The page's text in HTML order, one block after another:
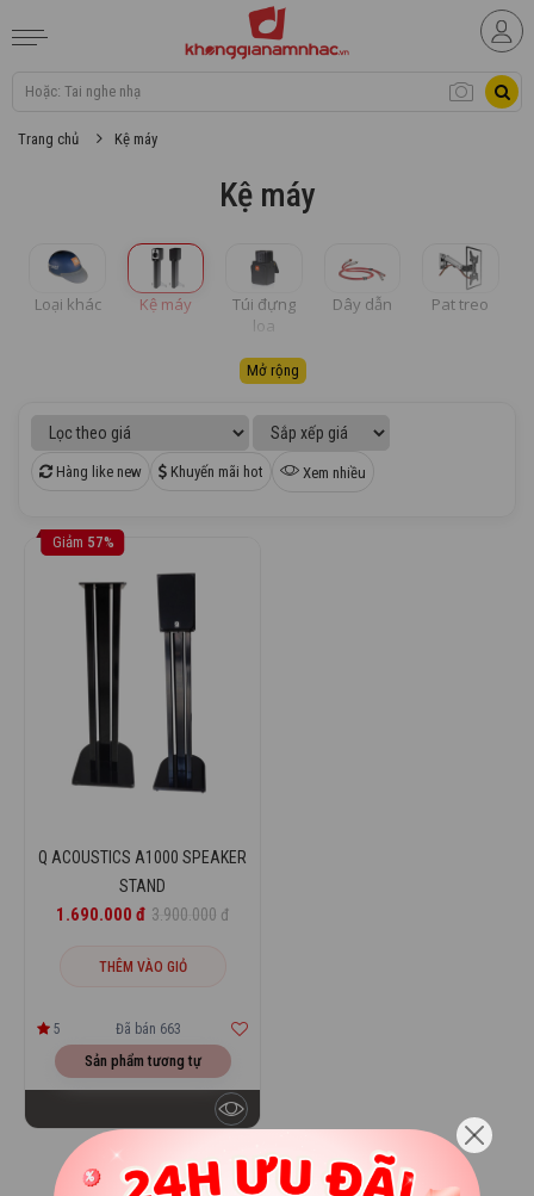
Trang chủ Kệ máy
Kệ máy
Loại khác Kệ máy
Túi đựng
loa
Dây dẫn Pat treo
Mở rộng
Hàng like new Khuyến mãi hot Xem nhiều
Giảm 57%
Q ACOUSTICS A1000 SPEAKER
STAND
1.690.000 đ 3.900.000 đ
THÊM VÀO GIỎ
5 Đã bán 663
Sản phẩm tương tự